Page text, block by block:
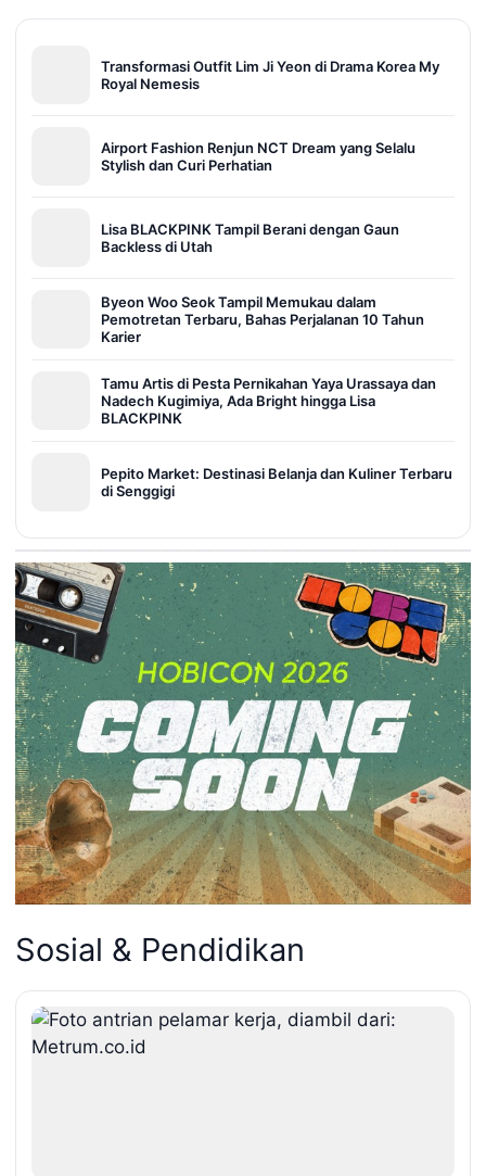
Transformasi Outfit Lim Ji Yeon di Drama Korea My
Royal Nemesis
Airport Fashion Renjun NCT Dream yang Selalu
Stylish dan Curi Perhatian
Lisa BLACKPINK Tampil Berani dengan Gaun
Backless di Utah
Byeon Woo Seok Tampil Memukau dalam
Pemotretan Terbaru, Bahas Perjalanan 10 Tahun
Karier
Tamu Artis di Pesta Pernikahan Yaya Urassaya dan
Nadech Kugimiya, Ada Bright hingga Lisa
BLACKPINK
Pepito Market: Destinasi Belanja dan Kuliner Terbaru
di Senggigi
Sosial & Pendidikan